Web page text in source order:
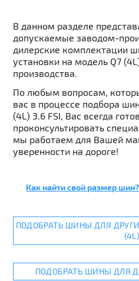
В данном разделе
допускаемые заводом-
дилерские комплектации
установки на модель Q7
производства.
По любым вопросам,
вас в процессе подбора
(4L) 3.6 FSI, Вас всегда
проконсультировать
мы работаем для Вашей
уверенности на дороге!
Как найти свой размер шин?
ПОДОБРАТЬ ШИНЫ ДЛЯ
(4L)
ПОДОБРАТЬ ШИНЫ ДЛЯ